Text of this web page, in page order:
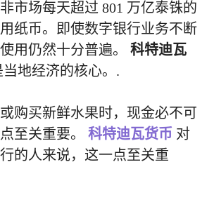
市场每天超过 801 万亿泰铢的
纸币。即使数字银行业务不断
用仍然十分普遍。 科特迪瓦
地经济的核心。.
购买新鲜水果时，现金必不可
至关重要。 科特迪瓦货币 对
的人来说，这一点至关重